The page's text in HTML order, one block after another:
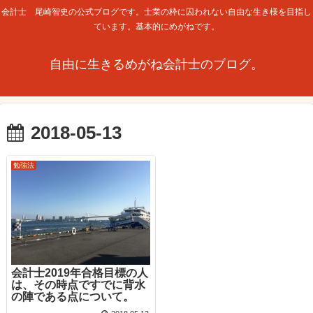
会計士 尾崎智史の公式ブログです。士業の枠に囚われない自由な生き様を目指し
ています。基本的にめがねです。
自由に生きるめがね会計士のブログ。
2018-05-13
勉強法
会計士2019年合格目標の人
は、その時点ですでに背水
の陣である点について。